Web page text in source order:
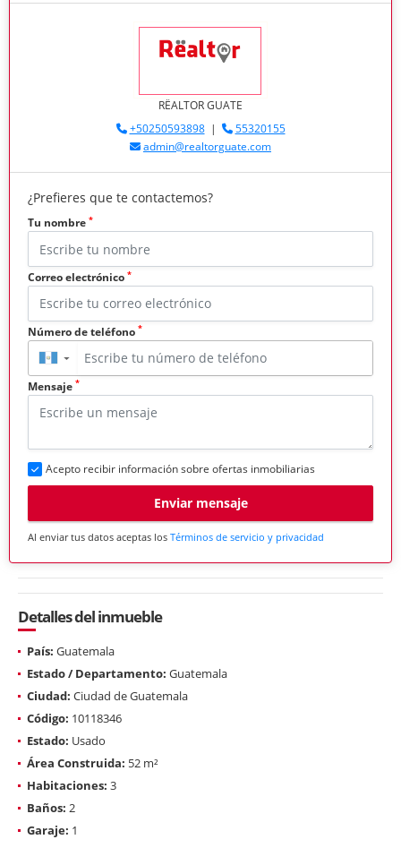
RËALTOR GUATE
+50250593898|
55320155
admin@realtorguate.com
¿Prefieres que te contactemos?
Tu nombre *
Correo electrónico *
Número de teléfono *
▼
Mensaje *
Acepto recibir información sobre ofertas inmobiliarias
Enviar mensaje
Al enviar tus datos aceptas los Términos de servicio y privacidad
Detalles del inmueble
País: Guatemala
Estado / Departamento: Guatemala
Ciudad: Ciudad de Guatemala
Código: 10118346
Estado: Usado
Área Construida: 52 m²
Habitaciones: 3
Baños: 2
Garaje: 1